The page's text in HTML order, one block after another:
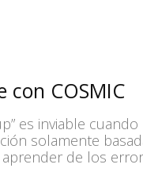
con COSMIC
es inviable
solamente
de los